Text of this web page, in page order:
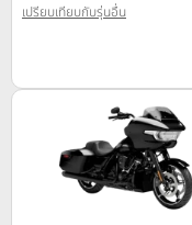
เปรียบเทียบกับรุ่นอื่น